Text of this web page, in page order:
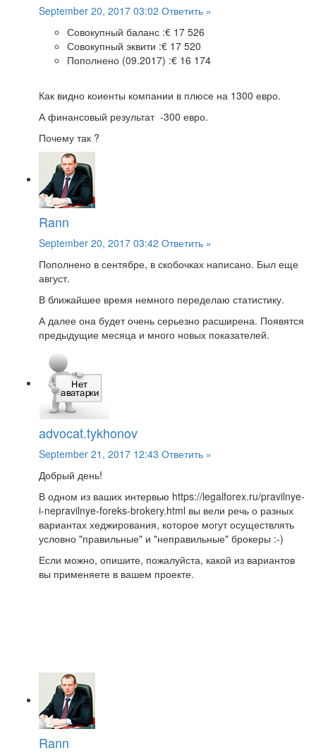
September 20, 2017 03:02 Ответить »
Совокупный баланс :€ 17 526
Совокупный эквити :€ 17 520
Пополнено (09.2017) :€ 16 174
Как видно коиенты компании в плюсе на 1300 евро.
А финансовый результат -300 евро.
Почему так ?
Rann
September 20, 2017 03:42 Ответить »
Пополнено в сентябре, в скобочках написано. Был еще
август.
В ближайшее время немного переделаю статистику.
А далее она будет очень серьезно расширена. Появятся
предыдущие месяца и много новых показателей.
advocat.tykhonov
September 21, 2017 12:43 Ответить »
Добрый день!
В одном из ваших интервью https://legalforex.ru/pravilnye-
i-nepravilnye-foreks-brokery.html вы вели речь о разных
вариантах хеджирования, которое могут осуществлять
условно "правильные" и "неправильные" брокеры :-)
Если можно, опишите, пожалуйста, какой из вариантов
вы применяете в вашем проекте.
Rann